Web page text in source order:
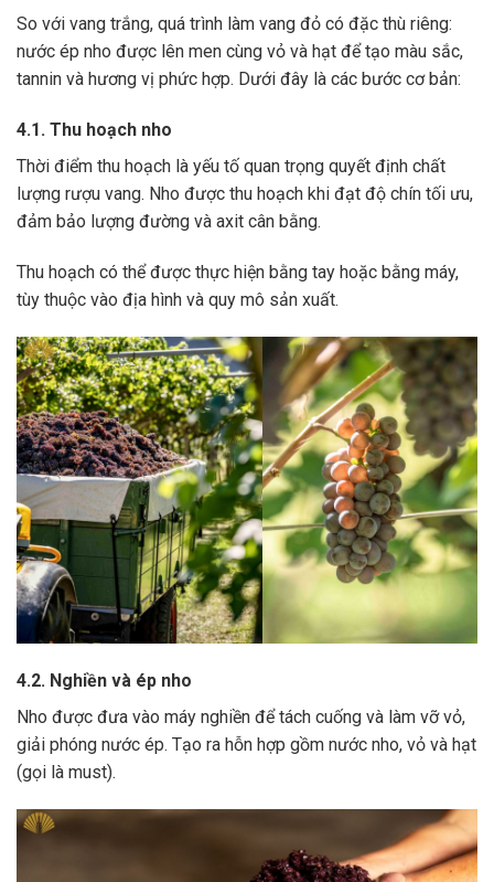
So với vang trắng, quá trình làm vang đỏ có đặc thù riêng:
nước ép nho được lên men cùng vỏ và hạt để tạo màu sắc,
tannin và hương vị phức hợp. Dưới đây là các bước cơ bản:
4.1. Thu hoạch nho
Thời điểm thu hoạch là yếu tố quan trọng quyết định chất
lượng rượu vang. Nho được thu hoạch khi đạt độ chín tối ưu,
đảm bảo lượng đường và axit cân bằng.
Thu hoạch có thể được thực hiện bằng tay hoặc bằng máy,
tùy thuộc vào địa hình và quy mô sản xuất.
4.2. Nghiền và ép nho
Nho được đưa vào máy nghiền để tách cuống và làm vỡ vỏ,
giải phóng nước ép. Tạo ra hỗn hợp gồm nước nho, vỏ và hạt
(gọi là must).